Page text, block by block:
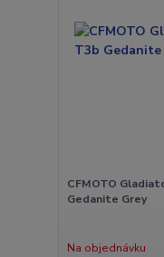
CFMOTO
Gedanite Grey
Na objednávku